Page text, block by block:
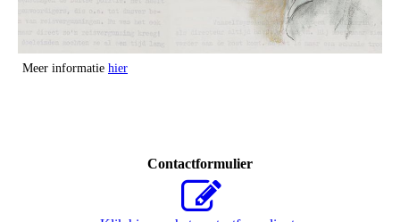
Meer informatie hier
Contactformulier